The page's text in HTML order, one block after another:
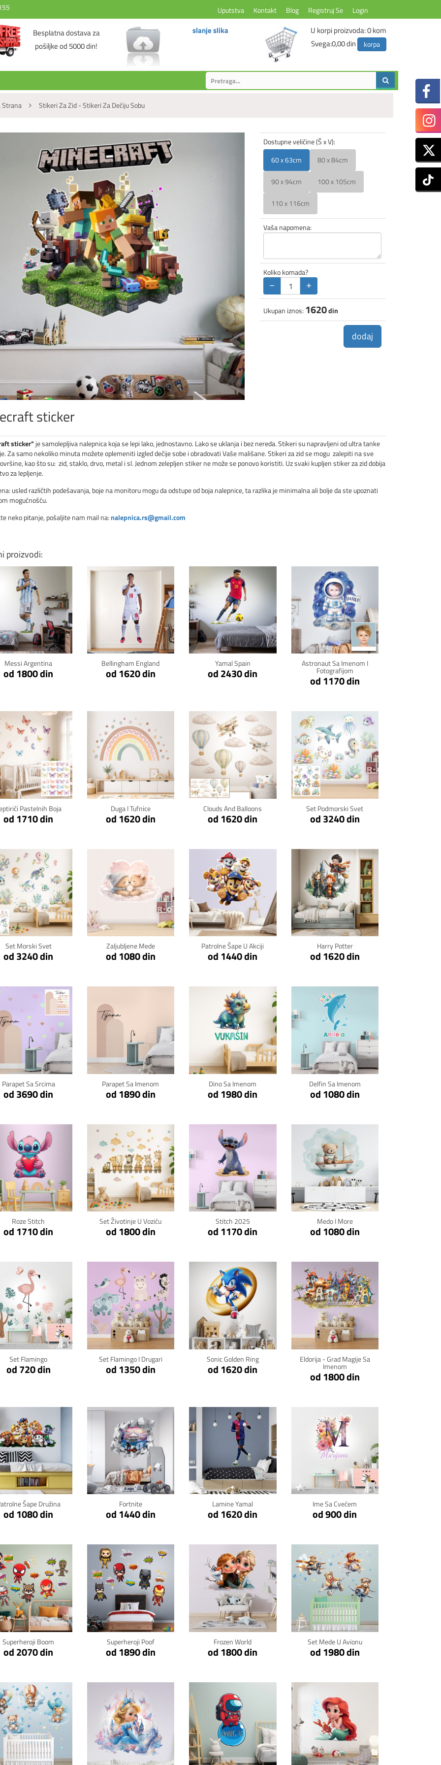
Uputstva Kontakt Blog Registruj Se Login
Besplatna dostava za
pošiljke od 5000 din!
slanje slika U korpi proizvoda:0kom
Svega:0,00 din korpa
Strana Stikeri Za Zid - Stikeri Za Dečiju Sobu
sticker
Dostupne veličine (Š x V):
60 x 63cm
80 x 84cm
90 x 94cm 100 x 105cm
110 x 116cm
Vaša napomena:
Koliko komada?
− +
Ukupan iznos: 1620din
dodaj
sticker" je samolepljiva nalepnica koja se lepi lako, jednostavno. Lako se uklanja i bez nereda. Stikeri su napravljeni od ultra tanke
Za samo nekoliko minuta možete oplemeniti izgled dečije sobe i obradovati Vaše mališane. Stikeri za zid se mogu zalepiti na sve
kao što su: zid, staklo, drvo, metal i sl. Jednom zelepljen stiker ne može se ponovo koristiti. Uz svaki kupljen stiker za zid dobija
za lepljenje.
usled različtih podešavanja, boje na monitoru mogu da odstupe od boja nalepnice, ta razlika je minimalna ali bolje da ste upoznati
mogućnošću.
neko pitanje, pošaljite nam mail na:nalepnica.rs@gmail.com
proizvodi:
Messi Argentina
od 1800 din
Klikni za detalje
Bellingham England
od 1620 din
Klikni za detalje
Yamal Spain
od 2430 din
Klikni za detalje
Astronaut Sa Imenom I
Fotografijom
od 1170 din
Klikni za detalje
Pastelnih Boja
od 1710 din
Klikni za detalje
Duga I Tufnice
od 1620 din
Klikni za detalje
Clouds And Balloons
od 1620 din
Klikni za detalje
Set Podmorski Svet
od 3240 din
Klikni za detalje
Set Morski Svet
od 3240 din
Klikni za detalje
Zaljubljene Mede
od 1080 din
Patrolne Šape U Akciji
od 1440 din
Klikni za detalje
Harry Potter
od 1620 din
Klikni za detalje
Parapet Sa Srcima
od 3690 din
Klikni za detalje
Parapet Sa Imenom
od 1890 din
Klikni za detalje
Dino Sa Imenom
od 1980 din
Klikni za detalje
Delfin Sa Imenom
od 1080 din
Klikni za detalje
Roze Stitch
od 1710 din
Klikni za detalje
Set Životinje U Voziću
od 1800 din
Klikni za detalje
Stitch 2025
od 1170 din
Klikni za detalje
Medo I More
od 1080 din
Klikni za detalje
Set Flamingo
od 720 din
Klikni za detalje
Set Flamingo I Drugari
od 1350 din
Klikni za detalje
Sonic Golden Ring
od 1620 din
Klikni za detalje
Eldorija - Grad Magije Sa
Imenom
od 1800 din
Klikni za detalje
Šape Družina
od 1080 din
Klikni za detalje
Fortnite
od 1440 din
Klikni za detalje
Lamine Yamal
od 1620 din
Klikni za detalje
Ime Sa Cvećem
od 900 din
Klikni za detalje
Superheroji Boom
od 2070 din
Klikni za detalje
Superheroji Poof
od 1890 din
Klikni za detalje
Frozen World
od 1800 din
Klikni za detalje
Set Mede U Avionu
od 1980 din
Klikni za detalje
Klikni za detalje Klikni za detalje Klikni za detalje Klikni za detalje